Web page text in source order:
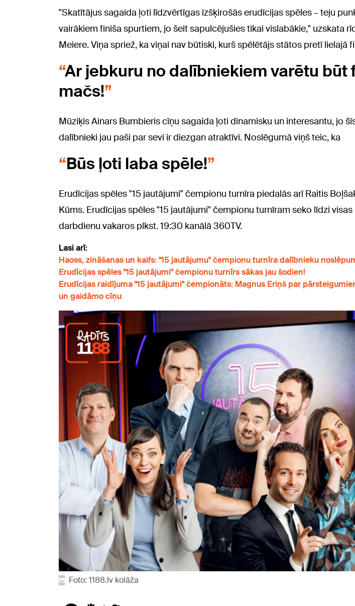
"Skatītājus sagaida ļoti līdzvērtīgas izšķirošās erudīcijas spēles – teju
vairākiem finiša spurtiem, jo šeit sapulcējušies tikai vislabākie," uzskata
Meiere. Viņa spriež, ka viņai nav būtiski, kurš spēlētājs stātos pretī lielajā
Ar jebkuru no dalībniekiem varētu būt
mačs!
Mūziķis Ainars Bumbieris cīņu sagaida ļoti dinamisku un interesantu, jo
dalībnieki jau paši par sevi ir diezgan atraktīvi. Noslēgumā viņš teic, ka
Būs ļoti laba spēle!
Erudīcijas spēles "15 jautājumi" čempionu turnīra piedalās arī Raitis
Kūms. Erudīcijas spēles "15 jautājumi" čempionu turnīram seko līdzi
darbdienu vakaros plkst. 19:30 kanālā 360TV.
Lasi arī:
Haoss, zināšanas un kaifs: "15 jautājumu" čempionu turnīra dalībnieku
Erudīcijas spēles "15 jautājumi" čempionu turnīrs sākas jau šodien!
Erudīcijas raidījuma "15 jautājumi" čempionāts: Magnus Eriņš par
un gaidāmo cīņu
Foto: 1188.lv kolāža